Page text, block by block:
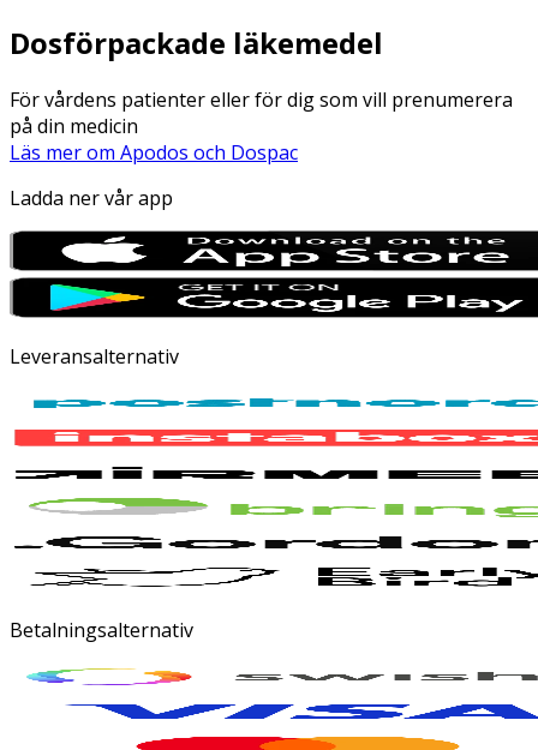
Dosförpackade läkemedel
För vårdens patienter eller för dig som vill prenumerera
på din medicin
Läs mer om Apodos och Dospac
Ladda ner vår app
Leveransalternativ
Betalningsalternativ